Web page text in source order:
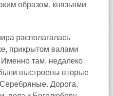
образом, князьями
располагалась
прикрытом валами
там, недалеко
выстроены вторые
Дорога,